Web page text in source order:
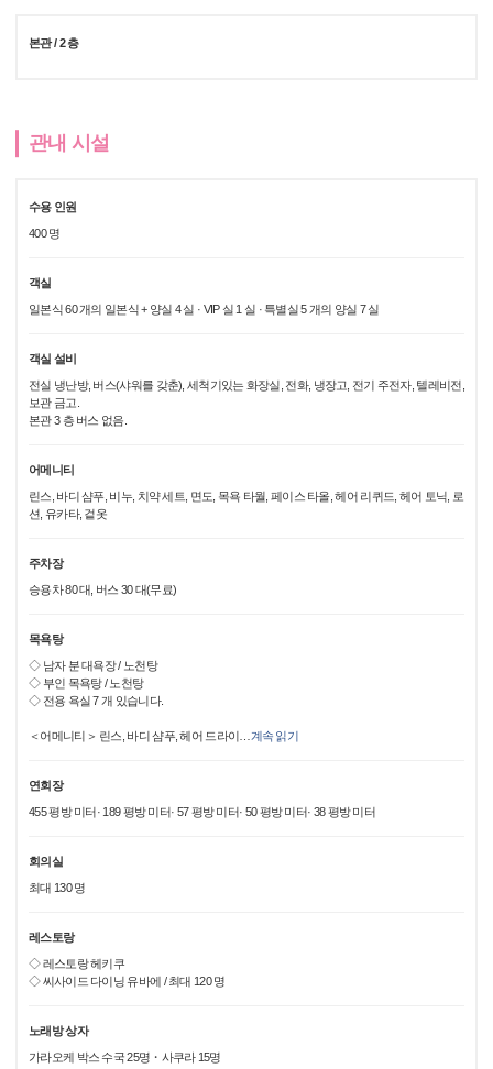
본관 / 2 층
관내 시설
수용 인원
400 명
객실
일본식 60 개의 일본식 + 양실 4 실 · VIP 실 1 실 · 특별실 5 개의 양실 7 실
객실 설비
전실 냉난방, 버스(샤워를 갖춘), 세척기있는 화장실, 전화, 냉장고, 전기 주전자, 텔레비전,
보관 금고.
본관 3 층 버스 없음.
어메니티
린스, 바디 샴푸, 비누, 치약 세트, 면도, 목욕 타월, 페이스 타올, 헤어 리퀴드, 헤어 토닉, 로
션, 유카타, 겉옷
주차장
승용차 80 대, 버스 30 대(무료)
목욕탕
◇ 남자 분 대욕장 / 노천탕
◇ 부인 목욕탕 / 노천탕
◇ 전용 욕실 7 개 있습니다.
＜어메니티＞ 린스, 바디 샴푸, 헤어 드라이 계속 읽기
연회장
455 평방 미터· 189 평방 미터· 57 평방 미터· 50 평방 미터· 38 평방 미터
회의실
최대 130 명
레스토랑
◇ 레스토랑 헤키쿠
◇ 씨사이드 다이닝 유바에 / 최대 120 명
노래방 상자
가라오케 박스 수국 25명・사쿠라 15명